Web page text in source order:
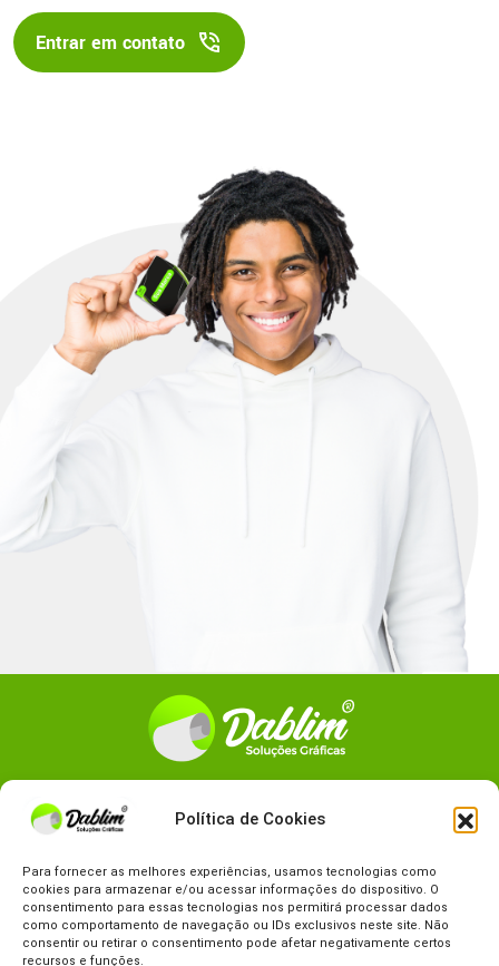
Política de Cookies
Para fornecer as melhores experiências, usamos tecnologias como
cookies para armazenar e/ou acessar informações do dispositivo. O
consentimento para essas tecnologias nos permitirá processar dados
como comportamento de navegação ou IDs exclusivos neste site. Não
consentir ou retirar o consentimento pode afetar negativamente certos
recursos e funções.
Entrar em contato
nas redes sociais.